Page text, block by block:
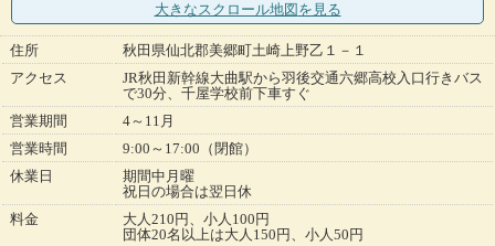
大きなスクロール地図 を見る
住所
秋田県仙北郡美郷町土崎上野乙１－１
アクセス
JR秋田新幹線大曲駅から羽後交通六郷高校入口行きバス
で30分、千屋学校前下車すぐ
営業期間
4～11月
営業時間
9:00～17:00（閉館）
休業日
期間中月曜
祝日の場合は翌日休
料金
大人210円、小人100円
団体20名以上は大人150円、小人50円